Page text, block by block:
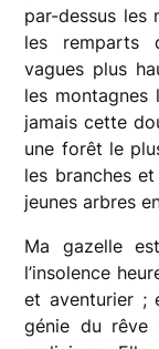
par-dessus les
les remparts
vagues plus
les montagnes
jamais cette
une forêt le
les branches
jeunes arbres
Ma gazelle
l’insolence
et aventurier ;
génie du rêve